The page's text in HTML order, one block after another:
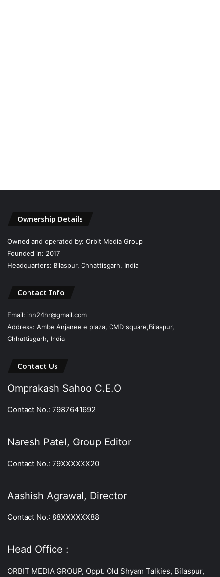
Ownership Details
Owned and operated by: Orbit Media Group
Founded in: 2017
Headquarters: Bilaspur, Chhattisgarh, India
Contact Info
Email: inn24hr@gmail.com
Address: Ambe Anjanee e plaza, CMD square,Bilaspur,
Chhattisgarh, India
Contact Us
Omprakash Sahoo C.E.O
Contact No.: 7987641692
Naresh Patel, Group Editor
Contact No.: 79XXXXXX20
Aashish Agrawal, Director
Contact No.: 88XXXXXX88
Head Office :
ORBIT MEDIA GROUP, Oppt. Old Shyam Talkies, Bilaspur,